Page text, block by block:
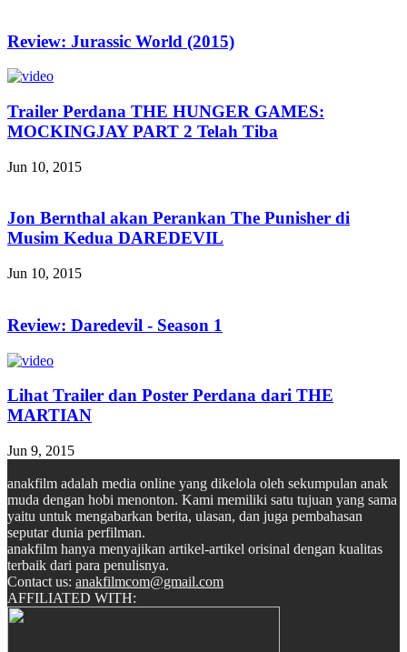
Review: Jurassic World (2015)
Trailer Perdana THE HUNGER GAMES:
MOCKINGJAY PART 2 Telah Tiba
Jun 10, 2015
Jon Bernthal akan Perankan The Punisher di
Musim Kedua DAREDEVIL
Jun 10, 2015
Review: Daredevil - Season 1
Lihat Trailer dan Poster Perdana dari THE
MARTIAN
Jun 9, 2015
anakfilm adalah media online yang dikelola oleh sekumpulan anak
muda dengan hobi menonton. Kami memiliki satu tujuan yang sama
yaitu untuk mengabarkan berita, ulasan, dan juga pembahasan
seputar dunia perfilman.
anakfilm hanya menyajikan artikel-artikel orisinal dengan kualitas
terbaik dari para penulisnya.
Contact us: anakfilmcom@gmail.com
AFFILIATED WITH: